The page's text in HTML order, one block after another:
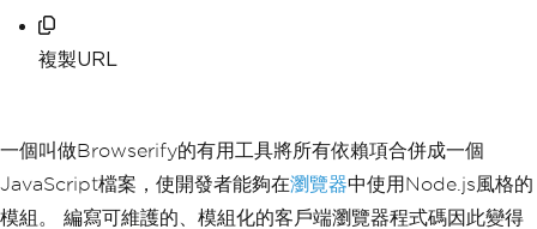
複製URL
一個叫做Browserify的有用工具將所有依賴項合併成一個
JavaScript檔案，使開發者能夠在瀏覽器中使用Node.js風格的
模組。 編寫可維護的、模組化的客戶端瀏覽器程式碼因此變得